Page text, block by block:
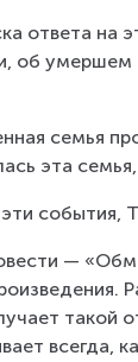
ответа на
об умершем
семья
эта
события,
—
такой
всегда,